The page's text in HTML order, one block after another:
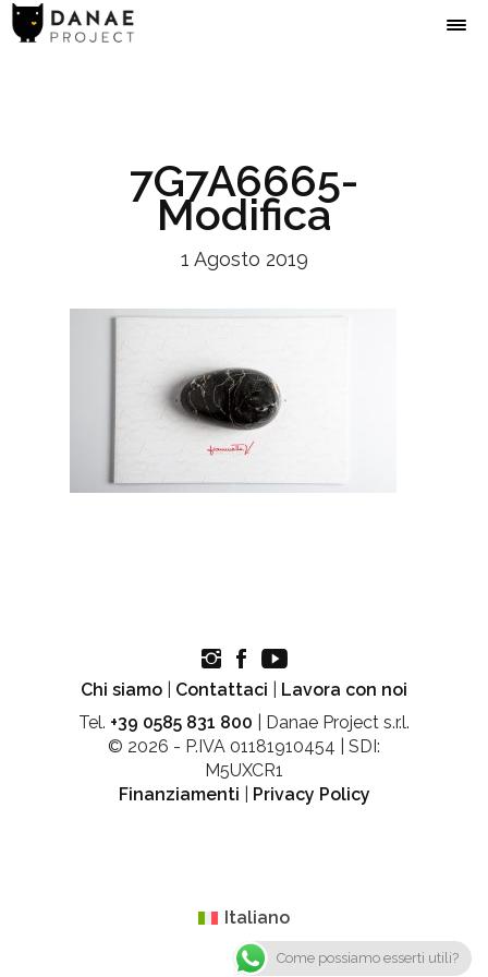
7G7A6665-
Modifica
1 Agosto 2019
Chi siamo Contattaci
Lavora con noi
Tel. +39 0585 831 800 | Danae Project s.r.l.
© 2026 - P.IVA 01181910454 | SDI:
M5UXCR1
Finanziamenti
Privacy Policy
Come possiamo esserti utili?
Italiano